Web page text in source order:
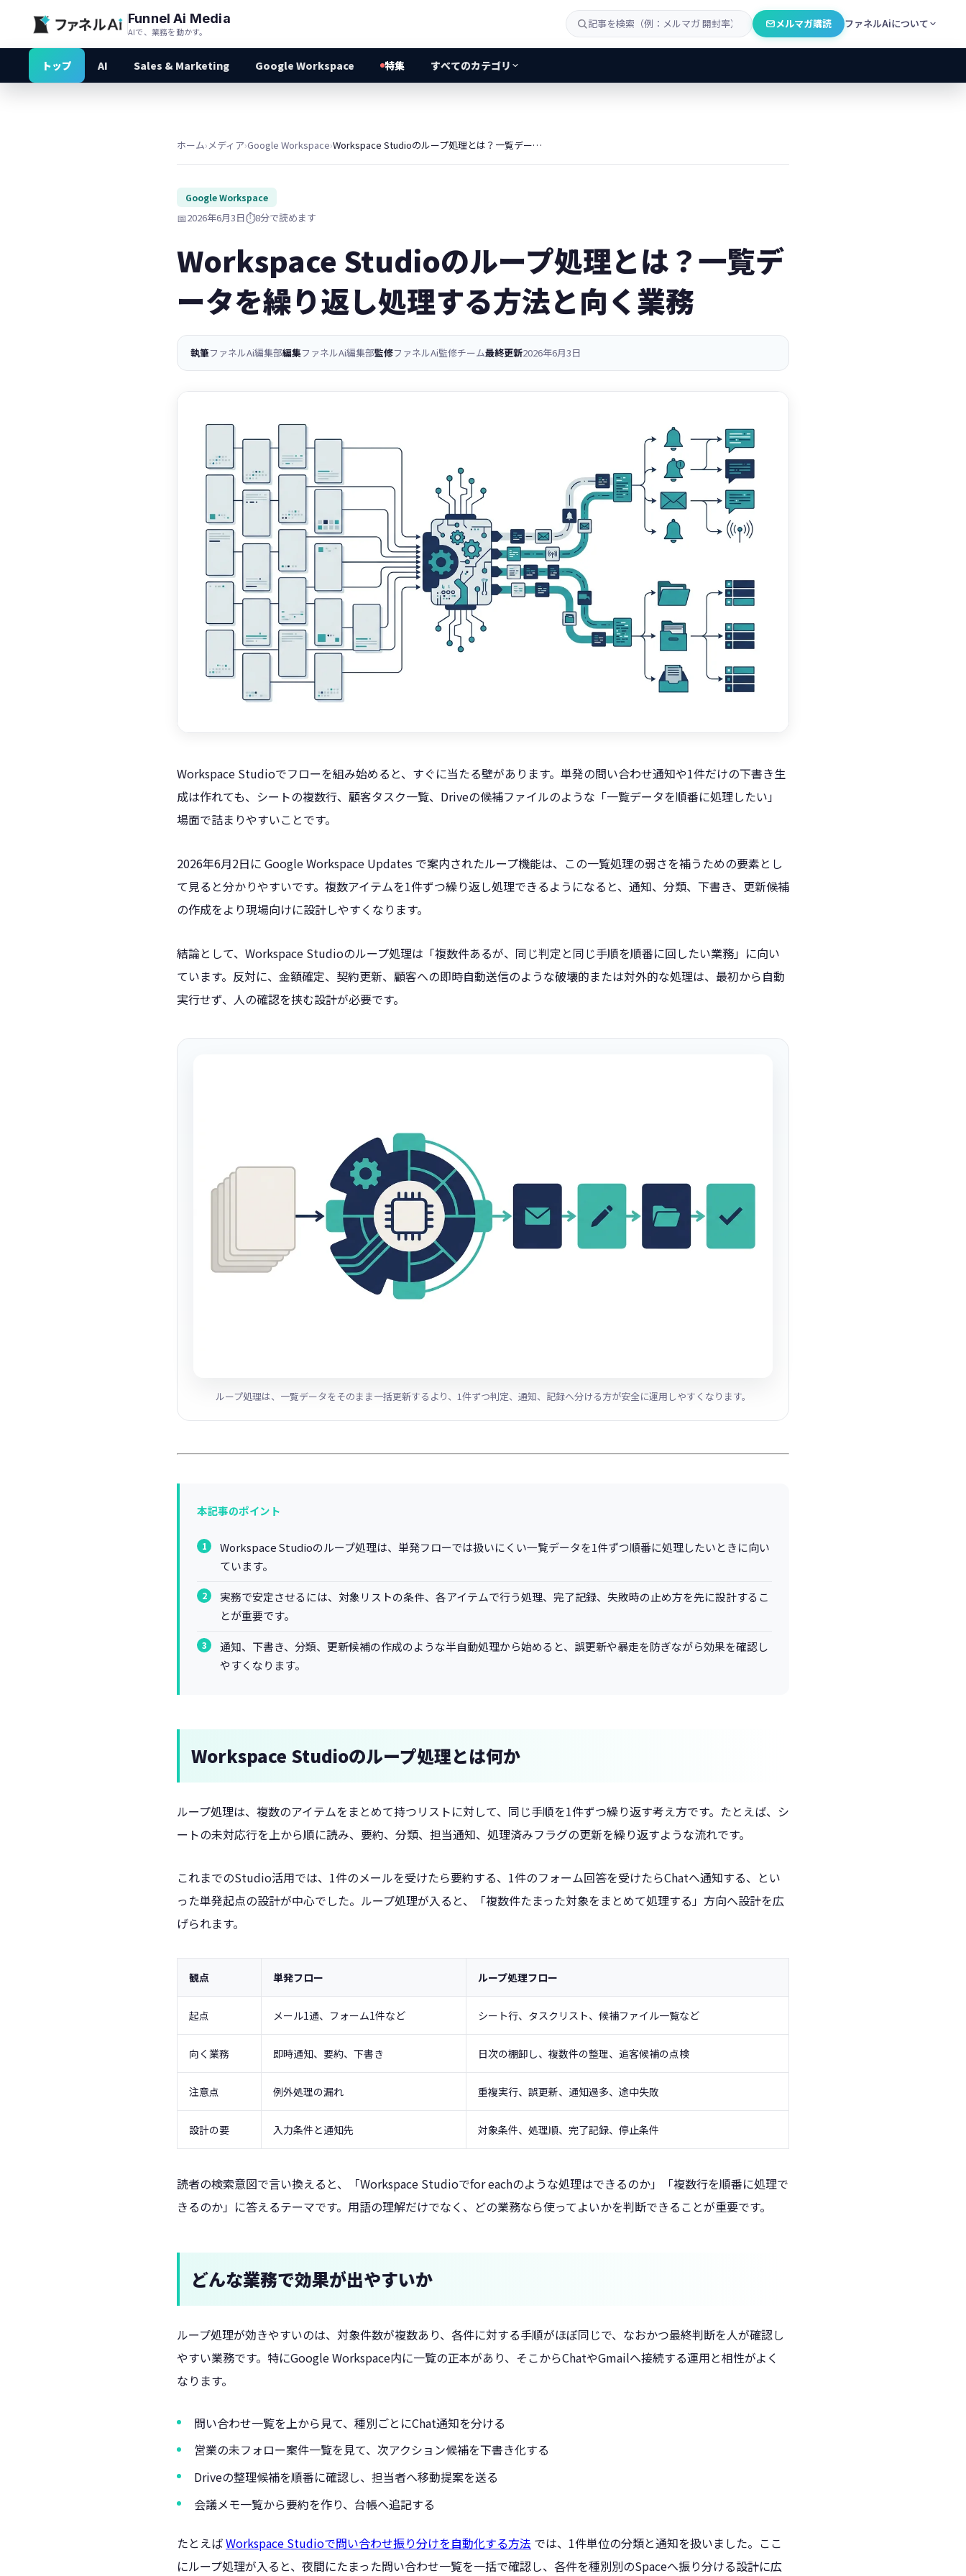
Funnel Ai Media
AIで、業務を動かす。
メルマガ購読 ファネルAiについて
トップ AI Sales & Marketing Google Workspace 特集 すべてのカテゴリ
ホーム›メディア›Google Workspace› Workspace Studioのループ処理とは？一覧データを繰り返し処理する方法と向く業務
Google Workspace
📅2026年6月3日⏱️8分で読めます
Workspace Studioのループ処理とは？一覧デ
ータを繰り返し処理する方法と向く業務
執筆ファネルAi編集部編集ファネルAi編集部監修ファネルAi監修チーム最終更新2026年6月3日
Workspace Studioでフローを組み始めると、すぐに当たる壁があります。単発の問い合わせ通知や1件だけの下書き生
成は作れても、シートの複数行、顧客タスク一覧、Driveの候補ファイルのような「一覧データを順番に処理したい」
場面で詰まりやすいことです。
2026年6月2日に Google Workspace Updates で案内されたループ機能は、この一覧処理の弱さを補うための要素とし
て見ると分かりやすいです。複数アイテムを1件ずつ繰り返し処理できるようになると、通知、分類、下書き、更新候補
の作成をより現場向けに設計しやすくなります。
結論として、Workspace Studioのループ処理は「複数件あるが、同じ判定と同じ手順を順番に回したい業務」に向い
ています。反対に、金額確定、契約更新、顧客への即時自動送信のような破壊的または対外的な処理は、最初から自動
実行せず、人の確認を挟む設計が必要です。
ループ処理は、一覧データをそのまま一括更新するより、1件ずつ判定、通知、記録へ分ける方が安全に運用しやすくなります。
本記事のポイント
Workspace Studioのループ処理は、単発フローでは扱いにくい一覧データを1件ずつ順番に処理したいときに向い
ています。
実務で安定させるには、対象リストの条件、各アイテムで行う処理、完了記録、失敗時の止め方を先に設計するこ
とが重要です。
通知、下書き、分類、更新候補の作成のような半自動処理から始めると、誤更新や暴走を防ぎながら効果を確認し
やすくなります。
Workspace Studioのループ処理とは何か
ループ処理は、複数のアイテムをまとめて持つリストに対して、同じ手順を1件ずつ繰り返す考え方です。たとえば、シ
ートの未対応行を上から順に読み、要約、分類、担当通知、処理済みフラグの更新を繰り返すような流れです。
これまでのStudio活用では、1件のメールを受けたら要約する、1件のフォーム回答を受けたらChatへ通知する、とい
った単発起点の設計が中心でした。ループ処理が入ると、「複数件たまった対象をまとめて処理する」方向へ設計を広
げられます。
観点 単発フロー ループ処理フロー
起点 メール1通、フォーム1件など シート行、タスクリスト、候補ファイル一覧など
向く業務 即時通知、要約、下書き 日次の棚卸し、複数件の整理、追客候補の点検
注意点 例外処理の漏れ 重複実行、誤更新、通知過多、途中失敗
設計の要 入力条件と通知先 対象条件、処理順、完了記録、停止条件
読者の検索意図で言い換えると、「Workspace Studioでfor eachのような処理はできるのか」「複数行を順番に処理で
きるのか」に答えるテーマです。用語の理解だけでなく、どの業務なら使ってよいかを判断できることが重要です。
どんな業務で効果が出やすいか
ループ処理が効きやすいのは、対象件数が複数あり、各件に対する手順がほぼ同じで、なおかつ最終判断を人が確認し
やすい業務です。特にGoogle Workspace内に一覧の正本があり、そこからChatやGmailへ接続する運用と相性がよく
なります。
問い合わせ一覧を上から見て、種別ごとにChat通知を分ける
営業の未フォロー案件一覧を見て、次アクション候補を下書き化する
Driveの整理候補を順番に確認し、担当者へ移動提案を送る
会議メモ一覧から要約を作り、台帳へ追記する
たとえばWorkspace Studioで問い合わせ振り分けを自動化する方法 では、1件単位の分類と通知を扱いました。ここ
にループ処理が入ると、夜間にたまった問い合わせ一覧を一括で確認し、各件を種別別のSpaceへ振り分ける設計に広